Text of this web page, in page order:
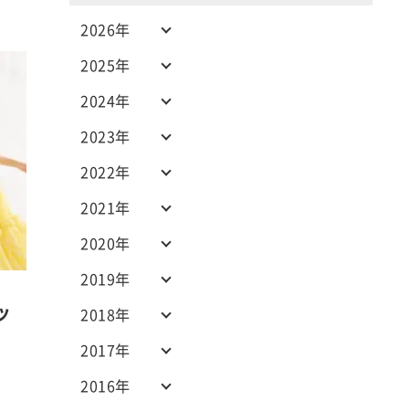
2016年
2017年
2018年
2019年
2020年
2021年
2022年
2023年
2024年
2025年
2026年